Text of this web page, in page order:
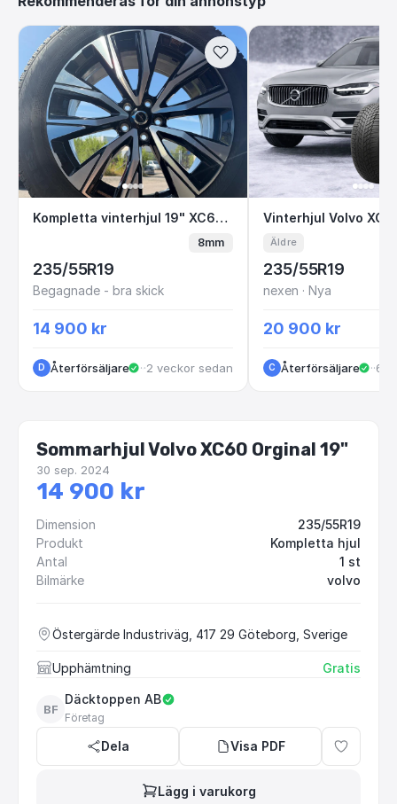
Kompletta vinterhjul 19" XC60 Nokian HKPL
Kompletta vinterhjul 19" XC60 Nokian HKPL R5
8mm
235/55R19
Begagnade - bra skick
14 900 kr
D Återförsäljare · Göteborg
·2 veckor sedan
Vinterhjul Volvo
Äldre
235/55R19
nexen · Nya
20 900 kr
C Återförsäljare ··6
Sommarhjul Volvo XC60 Orginal 19"
30 sep. 2024
14 900 kr
Dimension
235/55R19
Produkt
Kompletta hjul
Antal
1 st
Bilmärke
volvo
Östergärde Industriväg, 417 29 Göteborg, Sverige
Upphämtning Gratis
BF
Däcktoppen AB
Företag
Dela Visa PDF
Lägg i varukorg